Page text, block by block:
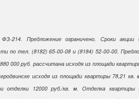
ФЗ-214. Предложение ограничено. Сроки
по тел. (8182) 65-00-08 и (8184) 52-00-00.
000 руб. рассчитана исходя из площади
исходя из площади квартиры 78,21
отделки 12000 руб./кв. м. Отделка